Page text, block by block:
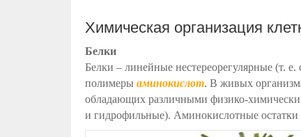
Химическая организация
Белки
Белки – линейные нестереорегулярные (т.
полимеры аминокислот. В живых
обладающих различными физико-
и гидрофильные). Аминокислотные остатки